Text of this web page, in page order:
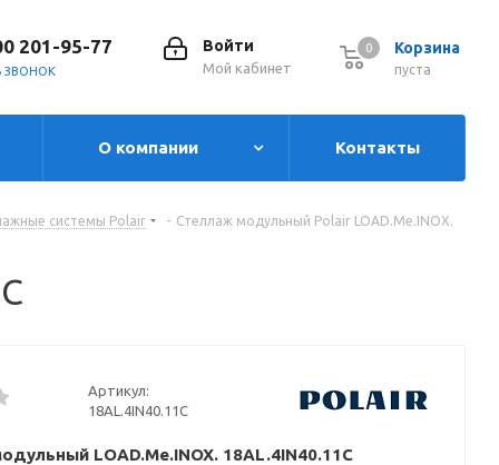
Корзина
0
пуста
0
Войти
Мой кабинет
201-95-77
ЗВОНОК
О компании Контакты
системы Polair - Стеллаж модульный Polair LOAD.Me.INOX.
Артикул:
18AL.4IN40.11C
LOAD.Me.INOX. 18AL.4IN40.11C